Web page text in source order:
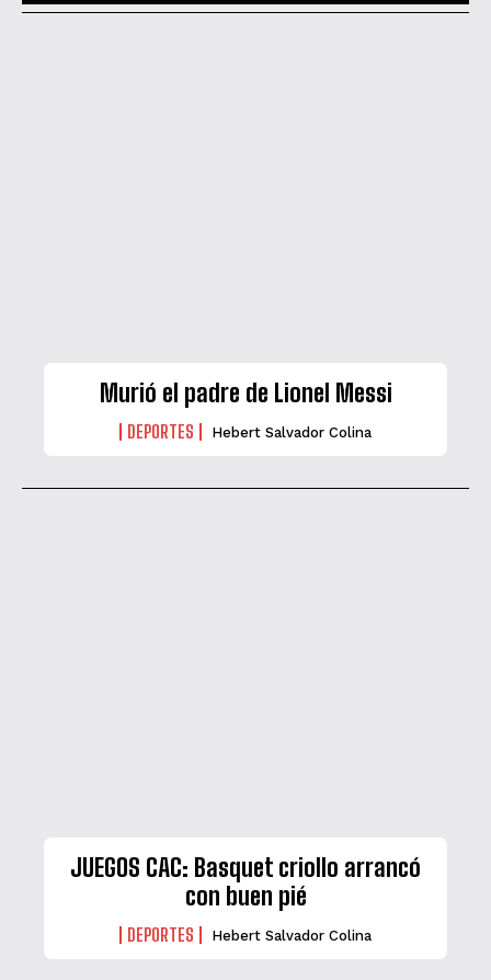
Murió el padre de Lionel Messi
DEPORTES Hebert Salvador Colina
JUEGOS CAC: Basquet criollo arrancó
con buen pié
DEPORTES Hebert Salvador Colina